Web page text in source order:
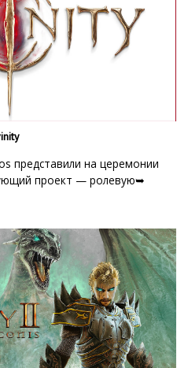
представили на церемонии
проект — ролевую➥